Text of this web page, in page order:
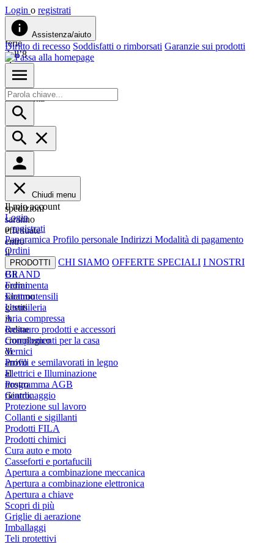
Login o registrati
Siamo
in
ferie
dall’8
al
23
agosto.
Approfitta
del
-10%
su
tutto
con
codice
ESTATE26.
Le
spedizioni
saranno
effettuate
entro
il
4/8.
Gli
ordini
saranno
gestiti
in
ordine
cronologico
di
arrivo
al
nostro
rientro.
Assistenza/aiuto
Diritto di recesso Soddisfatti o rimborsati Garanzie sui prodotti
Chiudi menu
Il mio account
Login
oregistrati
Panoramica Profilo personale Indirizzi Modalità di pagamento
Ordini
PRODOTTI CHI SIAMO OFFERTE SPECIALI I NOSTRI
BRAND
Ferramenta
Elettroutensili
Utensileria
Aria compressa
Restauro prodotti e accessori
Complementi per la casa
Vernici
Profili e semilavorati in legno
Elettrici e Illuminazione
Programma AGB
Giardinaggio
Protezione sul lavoro
Collanti e sigillanti
Prodotti FILA
Prodotti chimici
Cura auto e moto
Casseforti e portafucili
Apertura a combinazione meccanica
Apertura a combinazione elettronica
Apertura a chiave
Scopri di più
Griglie di aerazione
Imballaggi
Teli protettivi